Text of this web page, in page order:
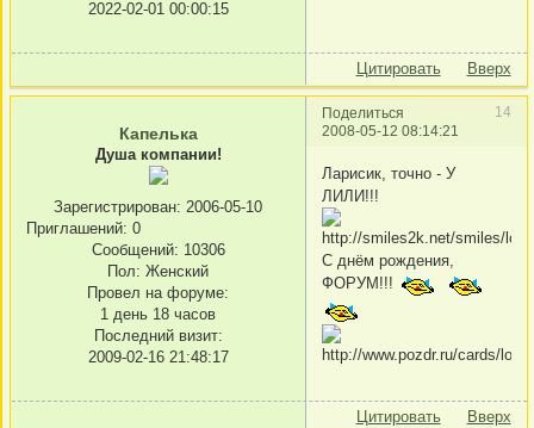
2022-02-01 00:00:15
Цитировать Вверх
Поделиться
14
2008-05-12 08:14:21
Капелька
Душа компании!
Зарегистрирован: 2006-05-10
Приглашений: 0
Сообщений: 10306
Пол: Женский
Провел на форуме:
1 день 18 часов
Последний визит:
2009-02-16 21:48:17
Ларисик, точно - У
ЛИЛИ!!!
С днём рождения,
ФОРУМ!!!
Цитировать Вверх